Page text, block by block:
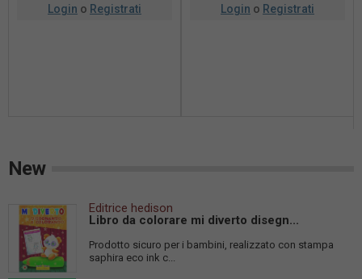
Login o Registrati
Login o Registrati
New
Editrice hedison
Libro da colorare mi diverto disegn...
Prodotto sicuro per i bambini, realizzato con stampa
saphira eco ink c...